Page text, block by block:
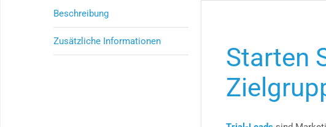
Beschreibung
Zusätzliche Informationen
Starten